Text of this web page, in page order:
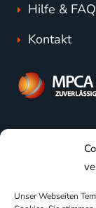
Unser Webseiten
Hilfe &
Kontakt